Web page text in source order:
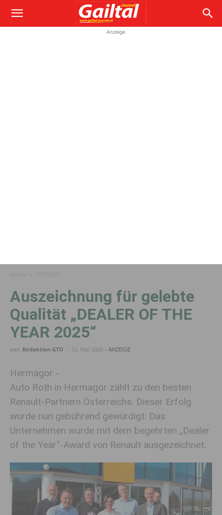
Anzeige
Auszeichnung für gelebte
Qualität „DEALER OF THE
YEAR 2025“
von Redaktion GTO - 12. Mai 2026 - ANZEIGE
Hermagor -
Auto Roth in Hermagor zählt zu den besten
Renault-Partnern Österreichs. Dieser Erfolg
wurde nun gebührend gewürdigt: Das
Unternehmen wurde mit dem begehrten „Dealer
of the Year“-Award von Renault ausgezeichnet.